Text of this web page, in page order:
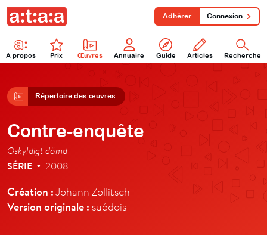
À propos Prix Œuvres Annuaire Guide Articles Recherche
Adhérer Connexion
Répertoire des œuvres
Contre-enquête
Oskyldigt dömd
SÉRIE • 2008
Création :Johann Zollitsch
Version originale : suédois